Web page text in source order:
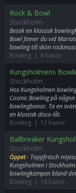
Rock & Bowl
Stockholm
Besök en klassisk
Bowl finner du vid
bowling till skön
Bowling | 8 banor
Kungsholmens
Stockholm
Hos Kungsholmen
Cosmic Bowling på
bowlingbanor. Ta en
en klassisk disco-låt.
Bowling | 12 banor
Ballbreaker
Stockholm
Öppet- Toppfräsch
Kungsholmen i
bowlingkampen bland
Bowling | 18 banor